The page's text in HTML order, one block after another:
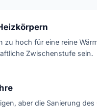
zu hoch für eine reine
Zwischenstufe sein.
aber die Sanierung des